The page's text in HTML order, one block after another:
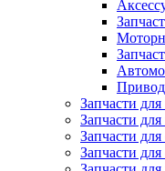
Запчасти
Запчасти
Запчасти
Запчасти